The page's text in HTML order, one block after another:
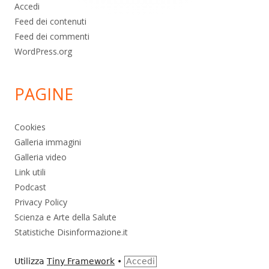
Accedi
Feed dei contenuti
Feed dei commenti
WordPress.org
PAGINE
Cookies
Galleria immagini
Galleria video
Link utili
Podcast
Privacy Policy
Scienza e Arte della Salute
Statistiche Disinformazione.it
Utilizza Tiny Framework • Accedi